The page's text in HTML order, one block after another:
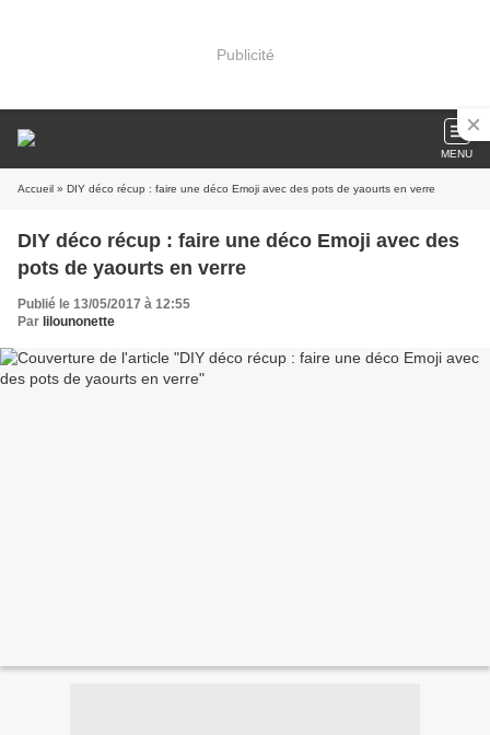
Publicité
MENU
Accueil » DIY déco récup : faire une déco Emoji avec des pots de yaourts en verre
DIY déco récup : faire une déco Emoji avec des
pots de yaourts en verre
Publié le 13/05/2017 à 12:55
Par lilounonette